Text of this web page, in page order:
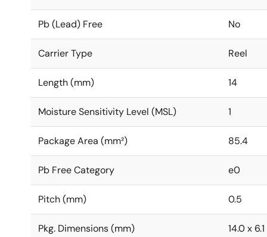
Pb (Lead) Free No
Carrier Type Reel
Length (mm) 14
Moisture Sensitivity Level (MSL) 1
Package Area (mm²) 85.4
Pb Free Category e0
Pitch (mm) 0.5
Pkg. Dimensions (mm) 14.0 x